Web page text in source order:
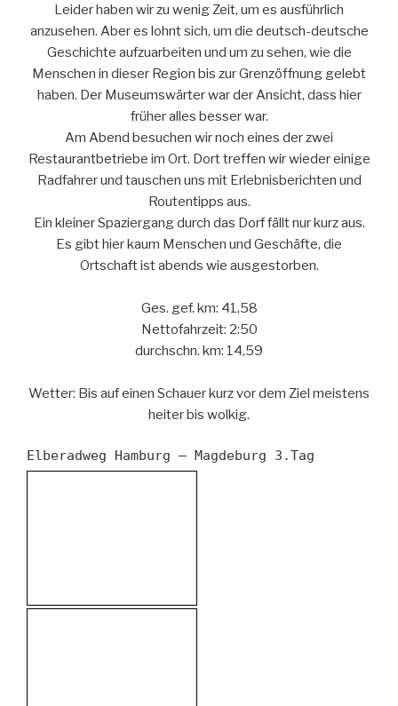
Leider haben wir zu wenig Zeit, um es ausführlich
anzusehen. Aber es lohnt sich, um die deutsch-deutsche
Geschichte aufzu­arbeiten und um zu sehen, wie die
Menschen in dieser Region bis zur Grenzöffnung gelebt
haben. Der Museumswärter war der Ansicht, dass hier
früher alles besser war.
Am Abend besuchen wir noch eines der zwei
Restaurantbetriebe im Ort. Dort treffen wir wieder einige
Radfahrer und tauschen uns mit Erlebnisberichten und
Routentipps aus.
Ein kleiner Spaziergang durch das Dorf fällt nur kurz aus.
Es gibt hier kaum Menschen und Geschäfte, die
Ortschaft ist abends wie ausgestorben.
Ges. gef. km: 41,58
Nettofahrzeit: 2:50
durchschn. km: 14,59
Wetter: Bis auf einen Schauer kurz vor dem Ziel meistens
heiter bis wolkig.
Elberadweg Hamburg – Magdeburg 3.Tag